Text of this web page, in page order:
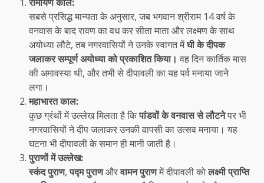
सबसे प्रसिद्ध मान्यता के अनुसार, जब भगवान श्रीराम 14 वर्ष के
वनवास के बाद रावण का वध कर सीता माता और लक्ष्मण के साथ
अयोध्या लौटे, तब नगरवासियों ने उनके स्वागत मेंघी के दीपक
जलाकर सम्पूर्ण अयोध्या को प्रकाशित किया। वह दिन कार्तिक मास
की अमावस्या थी, और तभी से दीपावली का यह पर्व मनाया जाने
लगा।
महाभारत काल:
कुछ ग्रंथों में उल्लेख मिलता है किपांडवों के वनवास से लौटनेपर भी
नगरवासियों ने दीप जलाकर उनकी वापसी का उत्सव मनाया। यह
घटना भी दीपावली के समान ही मानी जाती है।
पुराणों में उल्लेख:
स्कंद पुराण,पद्म पुराणऔरवामन पुराणमें दीपावली कोलक्ष्मी प्राप्ति